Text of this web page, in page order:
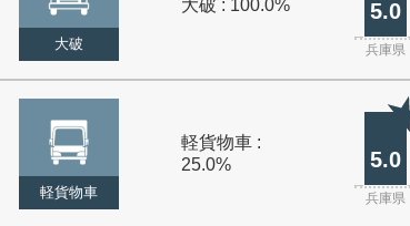
大破
大破 : 100.0% 5.0
兵庫県
軽貨物車
軽貨物車 :
25.0%
5.0
兵庫県